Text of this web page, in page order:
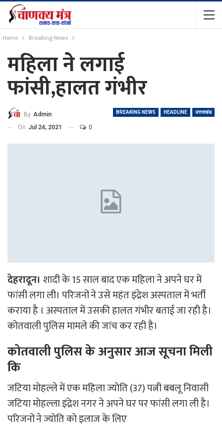
Home Breaking News
महिला ने लगाई
फांसी,हालत गंभीर
BREAKING NEWS HEADLINE उत्तराखंड
By Admin
On Jul 24, 2021 0
देहरादून। शादी के 15 साल बाद एक महिला ने अपने घर में
फांसी लगा ली। परिजनों ने उसे महंत इंद्रेश अस्पताल में भर्ती
कराया है । अस्पताल में उसकी हालत गंभीर बताई जा रही है।
कोतवाली पुलिस मामले की जांच कर रही है।
कोतवाली पुलिस के अनुसार आज सूचना मिली
कि
जटिया मोहल्ले में एक महिला ज्योति (37) पत्नी बबलू निवासी
जटिया मोहल्ला इंद्रेश नगर ने अपने घर पर फांसी लगा ली है।
परिजनों ने ज्योति को इलाज के लिए